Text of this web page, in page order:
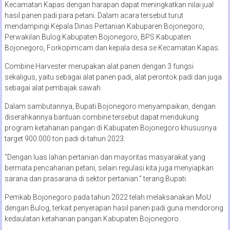
Kecamatan Kapas dengan harapan dapat meningkatkan nilai jual
hasil panen padi para petani. Dalam acara tersebut turut
mendampingi Kepala Dinas Pertanian Kabuparen Bojonegoro,
Perwakilan Bulog Kabupaten Bojonegoro, BPS Kabupaten
Bojonegoro, Forkopimcam dan kepala desa se Kecamatan Kapas.
Combine Harvester merupakan alat panen dengan 3 fungsi
sekaligus, yaitu sebagai alat panen padi, alat perontok padi dan juga
sebagai alat pembajak sawah.
Dalam sambutannya, Bupati Bojonegoro menyampaikan, dengan
diserahkannya bantuan combine tersebut dapat mendukung
program ketahanan pangan di Kabupaten Bojonegoro khususnya
target 900.000 ton padi di tahun 2023.
“Dengan luas lahan pertanian dan mayoritas masyarakat yang
bermata pencaharian petani, selain regulasi kita juga menyiapkan
sarana dan prasarana di sektor pertanian.” terang Bupati.
Pemkab Bojonegoro pada tahun 2022 telah melaksanakan MoU
dengan Bulog, terkait penyerapan hasil panen padi guna mendorong
kedaulatan ketahanan pangan Kabupaten Bojonegoro.